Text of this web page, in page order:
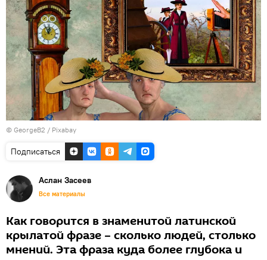
© GeorgeB2 / Рixabay
Подписаться
Аслан Засеев
Все материалы
Как говорится в знаменитой латинской
крылатой фразе – сколько людей, столько
мнений. Эта фраза куда более глубока и